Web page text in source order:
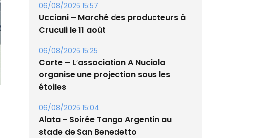
06/08/2026 15:57
Ucciani – Marché des producteurs à
Cruculi le 11 août
06/08/2026 15:25
Corte – L’association A Nuciola
organise une projection sous les
étoiles
06/08/2026 15:04
Alata - Soirée Tango Argentin au
stade de San Benedetto